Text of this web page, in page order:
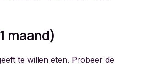
maand)
te willen eten. Probeer de